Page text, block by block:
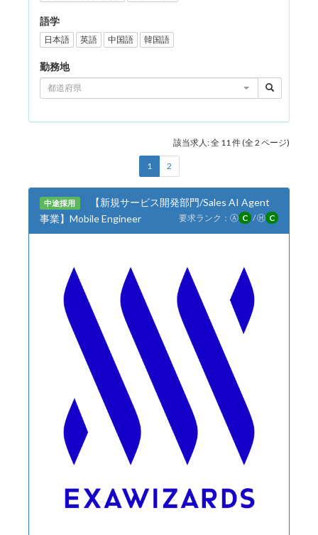
語学
日本語 英語 中国語 韓国語
勤務地
都道府県
該当求人: 全 11 件 (全 2 ページ)
1 2
中途採用
【新規サービス開発部門/Sales AI Agent
事業】Mobile Engineer
要求ランク： Ⓐ C /Ⓗ C